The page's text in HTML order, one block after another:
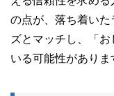
の点が、落ち着い
ズとマッチし、「
いる可能性がありま